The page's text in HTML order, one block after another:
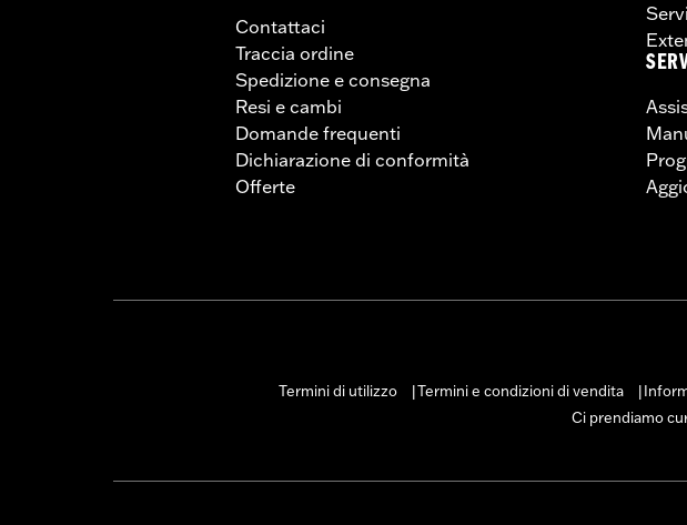
Contattaci
Traccia ordine
Spedizione e consegna
Resi e cambi
Domande frequenti
Dichiarazione di conformità
Offerte
Termini di utilizzo
Termini e condizioni di vendita
Ci prendiamo